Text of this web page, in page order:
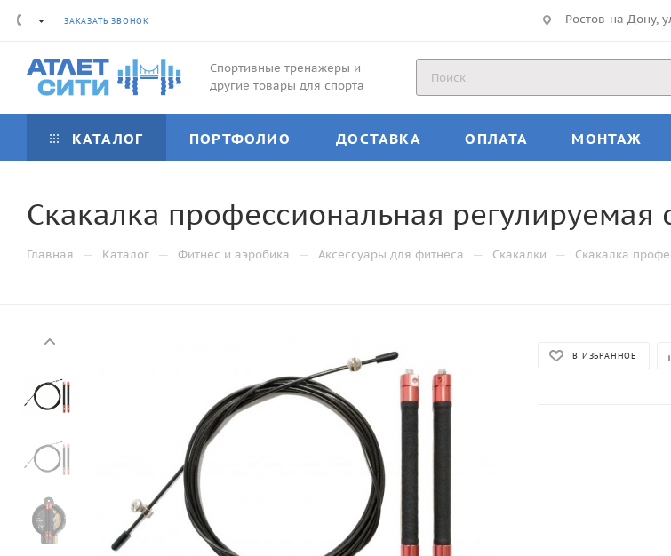
ЗАКАЗАТЬ ЗВОНОК Ростов-на-Дону,
Спортивные тренажеры и
другие товары для спорта
КАТАЛОГ ПОРТФОЛИО ДОСТАВКА ОПЛАТА МОНТАЖ
Скакалка профессиональная регулируемая
Главная — Каталог — Фитнес и аэробика — Аксессуары для фитнеса — Скакалки — Скакалка
В ИЗБРАННОЕ